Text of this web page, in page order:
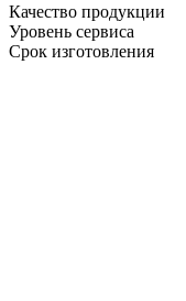
Качество продукции
Уровень сервиса
Срок изготовления